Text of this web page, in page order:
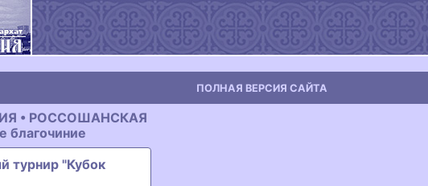
ПОЛНАЯ ВЕРСИЯ САЙТА
• РОССОШАНСКАЯ
благочиние
турнир "Кубок